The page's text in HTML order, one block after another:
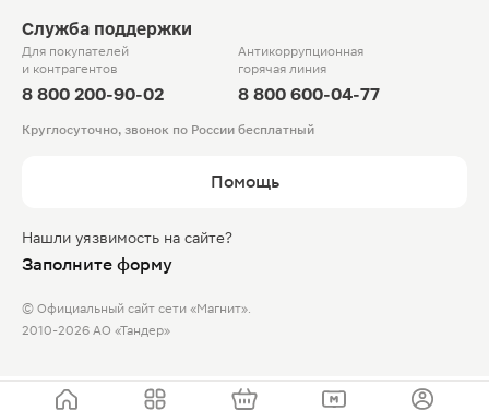
Служба поддержки
Для покупателей
и контрагентов
8 800 200-90-02
Антикоррупционная
горячая линия
8 800 600-04-77
Круглосуточно, звонок по России бесплатный
Помощь
Нашли уязвимость на сайте?
Заполните форму
© Официальный сайт сети «Магнит».
2010-2026 АО «Тандер»